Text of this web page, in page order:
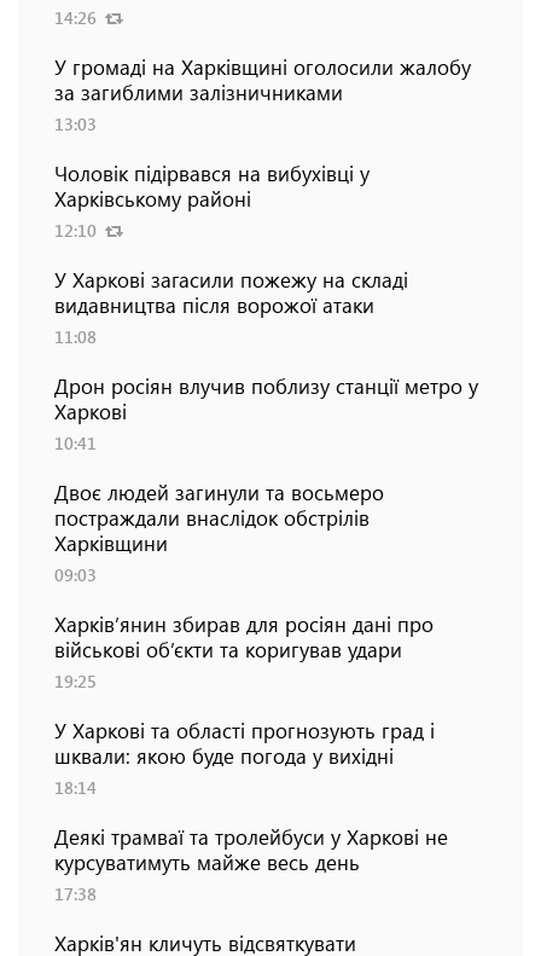
14:26
У громаді на Харківщині оголосили жалобу
за загиблими залізничниками
13:03
Чоловік підірвався на вибухівці у
Харківському районі
12:10
У Харкові загасили пожежу на складі
видавництва після ворожої атаки
11:08
Дрон росіян влучив поблизу станції метро у
Харкові
10:41
Двоє людей загинули та восьмеро
постраждали внаслідок обстрілів
Харківщини
09:03
Харків’янин збирав для росіян дані про
військові об’єкти та коригував удари
19:25
У Харкові та області прогнозують град і
шквали: якою буде погода у вихідні
18:14
Деякі трамваї та тролейбуси у Харкові не
курсуватимуть майже весь день
17:38
Харків'ян кличуть відсвяткувати